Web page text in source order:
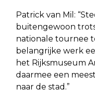
Patrick van Mil:
buitengewoon
nationale tournee
belangrijke werk
het Rijksmuseum
daarmee een
naar de stad.”